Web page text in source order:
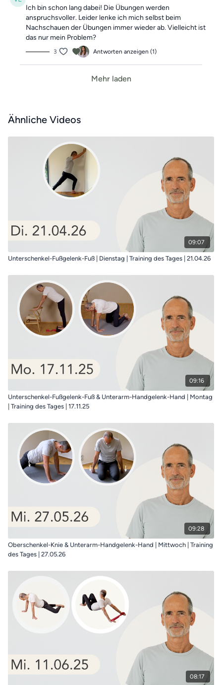
Ich bin schon lang dabei! Die Übungen werden
anspruchsvoller. Leider lenke ich mich selbst beim
Nachschauen der Übungen immer wieder ab. Vielleicht ist
das nur mein Problem?
3 Antworten anzeigen (1)
Mehr laden
Ähnliche Videos
09:07
Unterschenkel-Fußgelenk-Fuß | Dienstag | Training des Tages | 21.04.26
09:16
Unterschenkel-Fußgelenk-Fuß & Unterarm-Handgelenk-Hand | Montag
| Training des Tages | 17.11.25
09:28
Oberschenkel-Knie & Unterarm-Handgelenk-Hand | Mittwoch | Training
des Tages | 27.05.26
08:17